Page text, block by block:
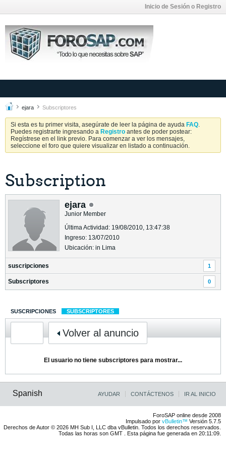
Inicio de Sesión o Registro
ejara Subscriptores
Si esta es tu primer visita, asegúrate de leer la página de ayuda FAQ.
Puedes registrarte ingresando a Registro antes de poder postear:
Regístrese en el link previo. Para comenzar a ver los mensajes,
seleccione el foro que quiere visualizar en listado a continuación.
Subscription
ejara
Junior Member
Última Actividad: 19/08/2010, 13:47:38
Ingreso: 13/07/2010
Ubicación: in Lima
suscripciones 1
Subscriptores 0
SUSCRIPCIONES SUBSCRIPTORES
Volver al anuncio
El usuario no tiene subscriptores para mostrar...
Spanish AYUDAR CONTÁCTENOS IR AL INICIO
ForoSAP online desde 2008
Impulsado por vBulletin™ Versión 5.7.5
Derechos de Autor © 2026 MH Sub I, LLC dba vBulletin. Todos los derechos reservados.
Todas las horas son GMT . Esta página fue generada en 20:11:09.